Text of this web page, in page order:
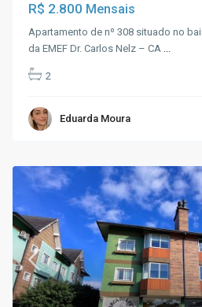
R$ 2.800 Mensais
Apartamento de nº 308 situado no
da EMEF Dr. Carlos Nelz – CA ...
2
Eduarda Moura